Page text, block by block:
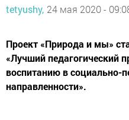
tetyushy, 24 мая 2020 -
Проект «Природа и мы»
«Лучший педагогический
воспитанию в социально-
направленности».